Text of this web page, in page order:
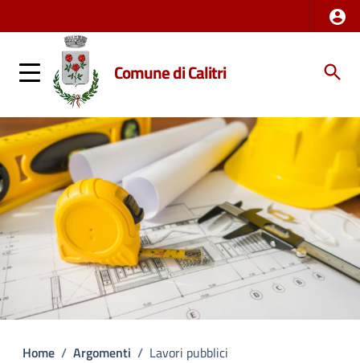
Comune di Calitri
Home / Argomenti / Lavori pubblici